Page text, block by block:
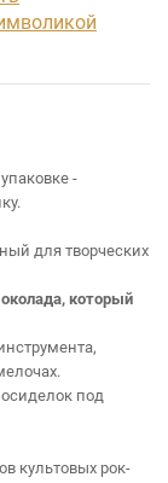
-
для творческих
который
под
культовых рок-